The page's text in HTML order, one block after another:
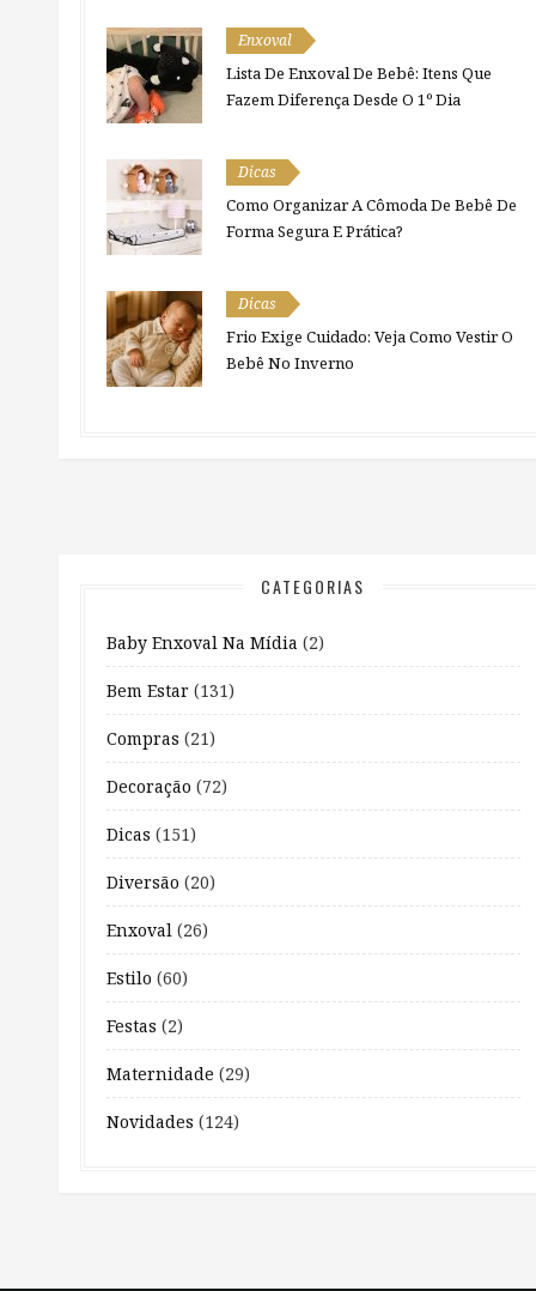
Enxoval
Lista De Enxoval De Bebê: Itens Que
Fazem Diferença Desde O 1º Dia
Dicas
Como Organizar A Cômoda De Bebê De
Forma Segura E Prática?
Dicas
Frio Exige Cuidado: Veja Como Vestir O
Bebê No Inverno
CATEGORIAS
Baby Enxoval Na Mídia (2)
Bem Estar (131)
Compras (21)
Decoração (72)
Dicas (151)
Diversão (20)
Enxoval (26)
Estilo (60)
Festas (2)
Maternidade (29)
Novidades (124)